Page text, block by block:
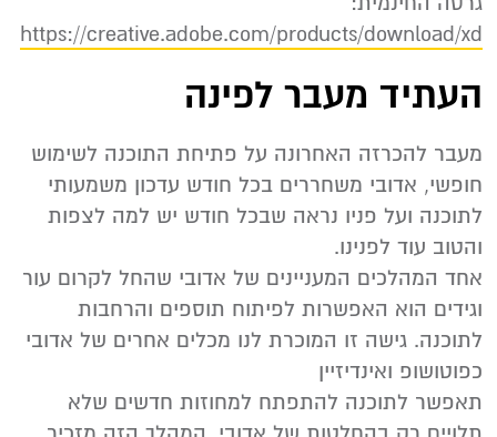
https://creative.adobe.com/products/download/xd
העתיד מעבר לפינה
מעבר להכרזה האחרונה על פתיחת התוכנה לשימוש
חופשי, אדובי משחררים בכל חודש עדכון משמעותי
לתוכנה ועל פניו נראה שבכל חודש יש למה לצפות
והטוב עוד לפנינו.
אחד המהלכים המעניינים של אדובי שהחל לקרום עור
וגידים הוא האפשרות לפיתוח תוספים והרחבות
לתוכנה. גישה זו המוכרת לנו מכלים אחרים של אדובי
כפוטושופ ואינדיזיין
תאפשר לתוכנה להתפתח למחוזות חדשים שלא